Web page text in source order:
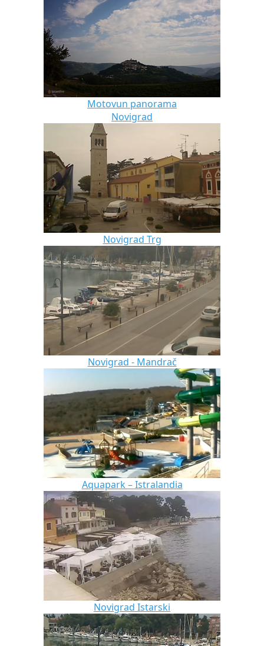
Motovun panorama
Novigrad
Novigrad Trg
Novigrad - Mandrač
Aquapark – Istralandia
Novigrad Istarski